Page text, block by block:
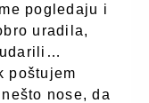
pogledaju i
uradila,
poštujem
nose, da